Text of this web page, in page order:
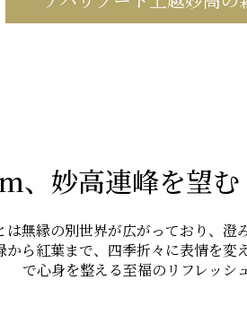
、妙高連峰を望
無縁の別世界が広がっており、
ら紅葉まで、四季折々に表情を
で心身を整える至福のリフレッシ